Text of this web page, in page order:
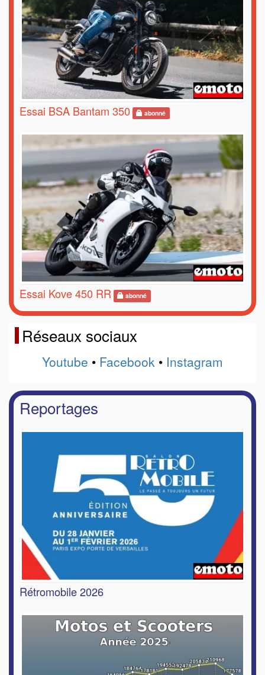
Essai BSA Bantam 350 abonné
Essai Kove 450 RR abonné
Réseaux sociaux
Youtube • Facebook • Instagram
Reportages
Rétromobile 2026